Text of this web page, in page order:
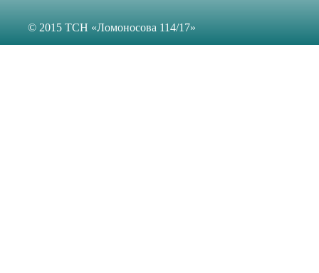
© 2015 ТСН «Ломоносова 114/17»